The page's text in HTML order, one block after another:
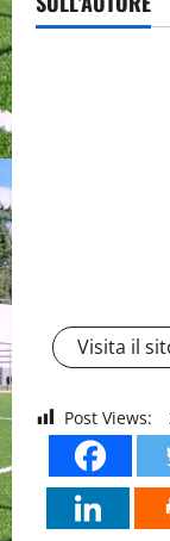
Visita il
Post Views: